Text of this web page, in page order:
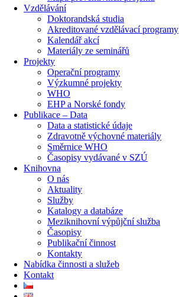
Vzdělávání
Doktorandská studia
Akreditované vzdělávací programy
Kalendář akcí
Materiály ze seminářů
Projekty
Operační programy
Výzkumné projekty
WHO
EHP a Norské fondy
Publikace – Data
Data a statistické údaje
Zdravotně výchovné materiály
Směrnice WHO
Časopisy vydávané v SZÚ
Knihovna
O nás
Aktuality
Služby
Katalogy a databáze
Meziknihovní výpůjční služba
Časopisy
Publikační činnost
Kontakty
Nabídka činnosti a služeb
Kontakt